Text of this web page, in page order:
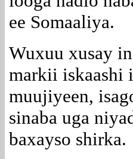
ee Somaaliya.
Wuxuu xusay
markii iskaashi
muujiyeen,
sinaba uga
baxayso shirka.